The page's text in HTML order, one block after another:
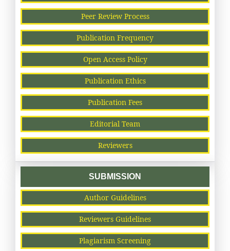
Peer Review Process
Publication Frequency
Open Access Policy
Publication Ethics
Publication Fees
Editorial Team
Reviewers
SUBMISSION
Author Guidelines
Reviewers Guidelines
Plagiarism Screening